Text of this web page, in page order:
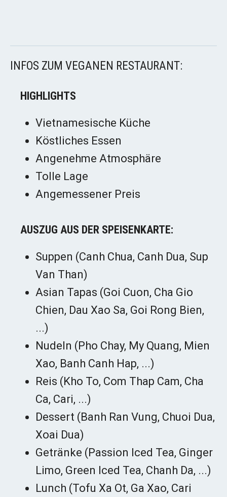
INFOS ZUM VEGANEN RESTAURANT:
HIGHLIGHTS
Vietnamesische Küche
Köstliches Essen
Angenehme Atmosphäre
Tolle Lage
Angemessener Preis
AUSZUG AUS DER SPEISENKARTE:
Suppen (Canh Chua, Canh Dua, Sup
Van Than)
Asian Tapas (Goi Cuon, Cha Gio
Chien, Dau Xao Sa, Goi Rong Bien,
...)
Nudeln (Pho Chay, My Quang, Mien
Xao, Banh Canh Hap, ...)
Reis (Kho To, Com Thap Cam, Cha
Ca, Cari, ...)
Dessert (Banh Ran Vung, Chuoi Dua,
Xoai Dua)
Getränke (Passion Iced Tea, Ginger
Limo, Green Iced Tea, Chanh Da, ...)
Lunch (Tofu Xa Ot, Ga Xao, Cari